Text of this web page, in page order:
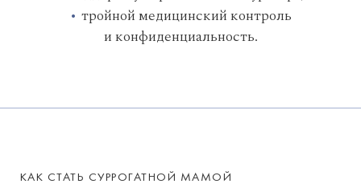
тройной медицинский контроль
и конфиденциальность.
КАК СТАТЬ СУРРОГАТНОЙ МАМОЙ